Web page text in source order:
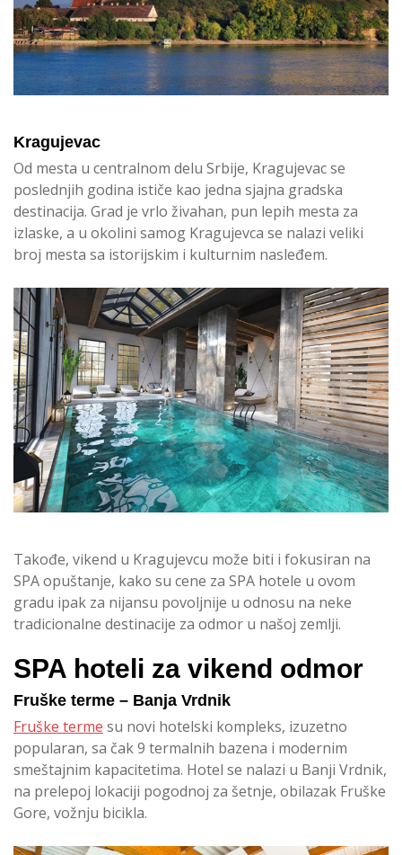
Kragujevac
Od mesta u centralnom delu Srbije, Kragujevac se
poslednjih godina ističe kao jedna sjajna gradska
destinacija. Grad je vrlo živahan, pun lepih mesta za
izlaske, a u okolini samog Kragujevca se nalazi veliki
broj mesta sa istorijskim i kulturnim nasleđem.
Takođe, vikend u Kragujevcu može biti i fokusiran na
SPA opuštanje, kako su cene za SPA hotele u ovom
gradu ipak za nijansu povoljnije u odnosu na neke
tradicionalne destinacije za odmor u našoj zemlji.
SPA hoteli za vikend odmor
Fruške terme – Banja Vrdnik
Fruške terme su novi hotelski kompleks, izuzetno
popularan, sa čak 9 termalnih bazena i modernim
smeštajnim kapacitetima. Hotel se nalazi u Banji Vrdnik,
na prelepoj lokaciji pogodnoj za šetnje, obilazak Fruške
Gore, vožnju bicikla.